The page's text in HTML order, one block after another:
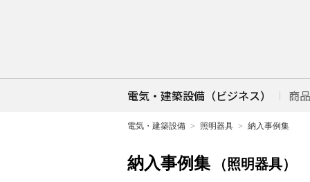
電気・建築設備（ビジネス） 商
電気・建築設備 照明器具 納入事例集
納入事例集 （照明器具）